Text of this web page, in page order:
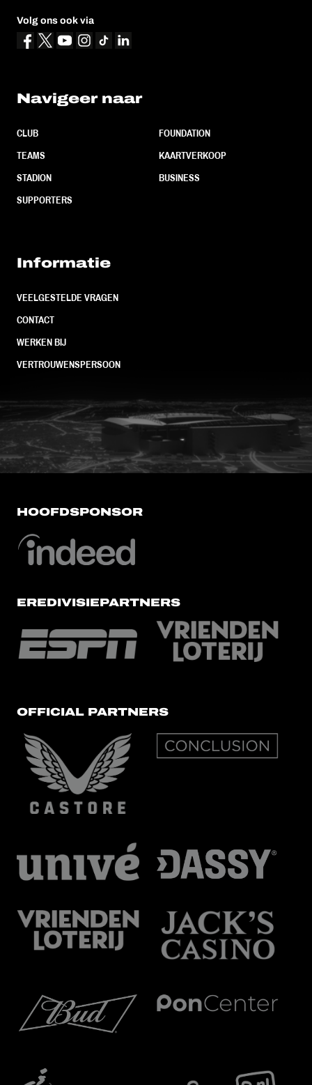
Volg ons ook via
Navigeer naar
CLUB
TEAMS
STADION
SUPPORTERS
FOUNDATION
KAARTVERKOOP
BUSINESS
Informatie
VEELGESTELDE VRAGEN
CONTACT
WERKEN BIJ
VERTROUWENSPERSOON
FC Utrecht<br>vanuit<br>het
HOOFDSPONSOR
EREDIVISIEPARTNERS
OFFICIAL PARTNERS